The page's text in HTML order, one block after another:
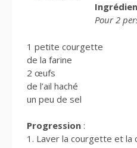
Pour 2
1 petite courgette
de la farine
2 œufs
de l’ail haché
un peu de sel
Progression :
1. Laver la courgette et la